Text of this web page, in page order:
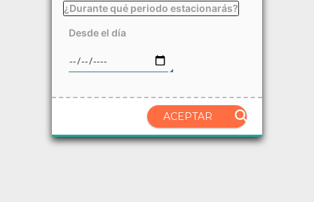
¿Durante qué periodo estacionarás?
Desde el día
ACEPTAR